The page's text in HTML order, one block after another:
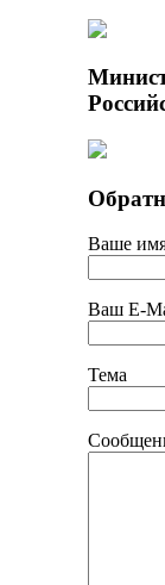
Ваше имя
Ваш E-
Тема